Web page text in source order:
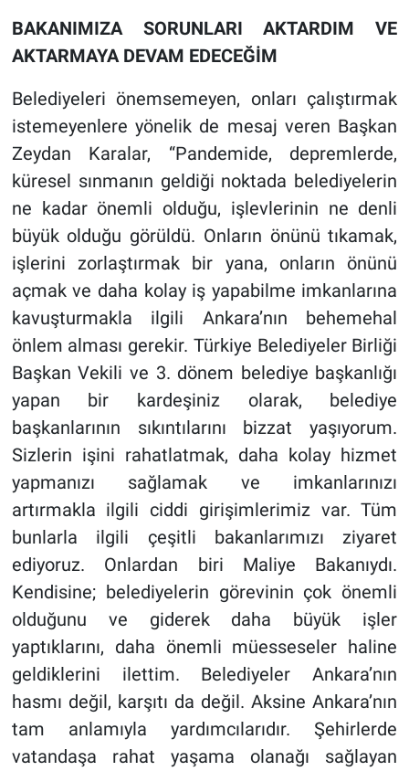
BAKANIMIZA SORUNLARI AKTARDIM VE
AKTARMAYA DEVAM EDECEĞİM
Belediyeleri önemsemeyen, onları çalıştırmak
istemeyenlere yönelik de mesaj veren Başkan
Zeydan Karalar, “Pandemide, depremlerde,
küresel sınmanın geldiği noktada belediyelerin
ne kadar önemli olduğu, işlevlerinin ne denli
büyük olduğu görüldü. Onların önünü tıkamak,
işlerini zorlaştırmak bir yana, onların önünü
açmak ve daha kolay iş yapabilme imkanlarına
kavuşturmakla ilgili Ankara’nın behemehal
önlem alması gerekir. Türkiye Belediyeler Birliği
Başkan Vekili ve 3. dönem belediye başkanlığı
yapan bir kardeşiniz olarak, belediye
başkanlarının sıkıntılarını bizzat yaşıyorum.
Sizlerin işini rahatlatmak, daha kolay hizmet
yapmanızı sağlamak ve imkanlarınızı
artırmakla ilgili ciddi girişimlerimiz var. Tüm
bunlarla ilgili çeşitli bakanlarımızı ziyaret
ediyoruz. Onlardan biri Maliye Bakanıydı.
Kendisine; belediyelerin görevinin çok önemli
olduğunu ve giderek daha büyük işler
yaptıklarını, daha önemli müesseseler haline
geldiklerini ilettim. Belediyeler Ankara’nın
hasmı değil, karşıtı da değil. Aksine Ankara’nın
tam anlamıyla yardımcılarıdır. Şehirlerde
vatandaşa rahat yaşama olanağı sağlayan